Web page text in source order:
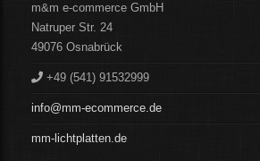
m&m e-commerce GmbH
Natruper Str. 24
49076 Osnabrück
+49 (541) 91532999
info@mm-ecommerce.de
mm-lichtplatten.de